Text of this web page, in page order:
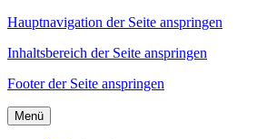
Hauptnavigation der Seite anspringen
Inhaltsbereich der Seite anspringen
Footer der Seite anspringen
Menü